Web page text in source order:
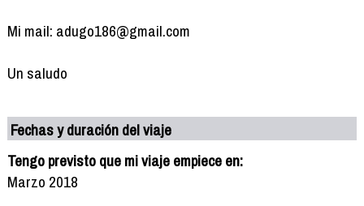
Mi mail: adugo186@gmail.com
Un saludo
Fechas y duración del viaje
Tengo previsto que mi viaje empiece en:
Marzo 2018